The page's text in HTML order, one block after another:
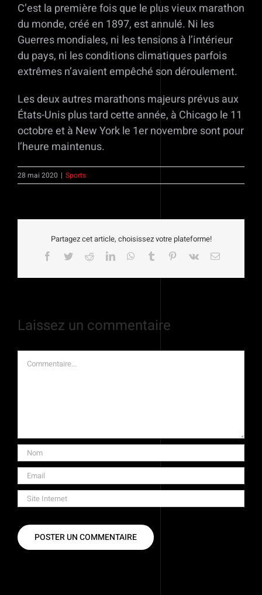
C’est la première fois que le plus vieux marathon
du monde, créé en 1897, est annulé. Ni les
Guerres mondiales, ni les tensions à l’intérieur
du pays, ni les conditions climatiques parfois
extrêmes n’avaient empêché son déroulement.
Les deux autres marathons majeurs prévus aux
États-Unis plus tard cette année, à Chicago le 11
octobre et à New York le 1er novembre sont pour
l’heure maintenus.
28 mai 2020 | Sports
Partagez cet article, choisissez votre plateforme!
Facebook
TwitterRedditLinkedInWhatsApp
Tumblr Pinterest
Vk Email
Laissez un commentaire
Commentaire